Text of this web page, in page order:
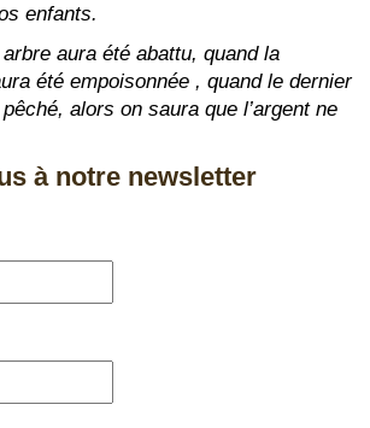
enfants.
aura été abattu, quand la
été empoisonnée , quand le dernier
alors on saura que l’argent ne
à notre newsletter